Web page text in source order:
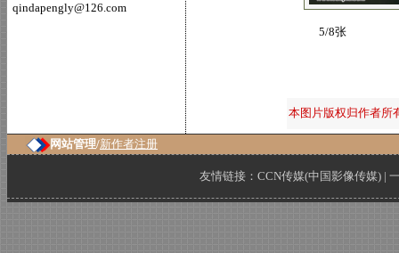
qindapengly@126.com
5/8张
本图片版权归作者所
网站管理/新作者注册
友情链接： CCN传媒(中国影像传媒) |